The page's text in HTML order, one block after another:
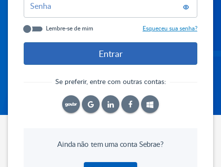
Senha
Lembre-se de mim Esqueceu sua senha?
Se preferir, entre com outras contas:
Ainda não tem uma conta Sebrae?